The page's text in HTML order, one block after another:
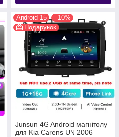
Android 15
–10%
Подарунок
Junsun 4G Android магнітолу
для Kia Carens UN 2006 —